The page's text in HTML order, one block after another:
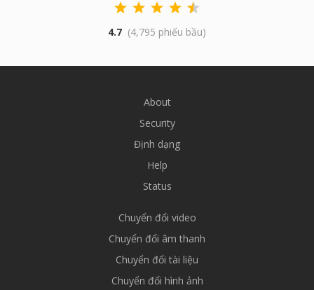
4.7 (4,795 phiếu bầu)
About
Security
Định dạng
Help
Status
Chuyển đổi video
Chuyển đổi âm thanh
Chuyển đổi tài liệu
Chuyển đổi hình ảnh